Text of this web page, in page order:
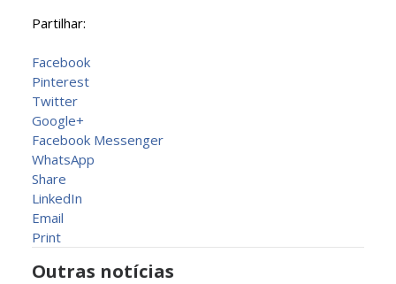
Partilhar:
Facebook
Pinterest
Twitter
Google+
Facebook Messenger
WhatsApp
Share
LinkedIn
Email
Print
Outras notícias